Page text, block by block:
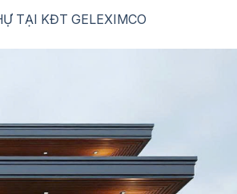
TẠI KĐT GELEXIMCO